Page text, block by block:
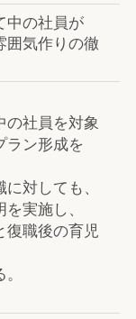
中の社員が
囲気作りの徹
の社員を対象
ラン形成を
対しても、
実施し、
復職後の育児